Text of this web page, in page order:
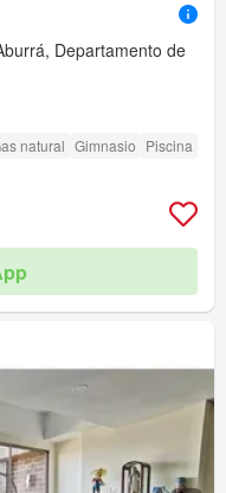
Departamento de
natural Gimnasio Piscina